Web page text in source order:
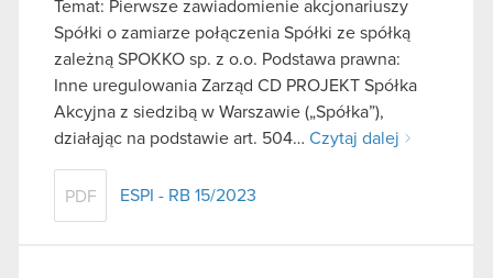
Temat: Pierwsze zawiadomienie akcjonariuszy
Spółki o zamiarze połączenia Spółki ze spółką
zależną SPOKKO sp. z o.o. Podstawa prawna:
Inne uregulowania Zarząd CD PROJEKT Spółka
Akcyjna z siedzibą w Warszawie („Spółka”),
działając na podstawie art. 504… Czytaj dalej
PDF ESPI - RB 15/2023